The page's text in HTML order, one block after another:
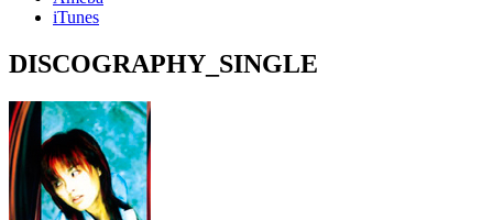
iTunes
DISCOGRAPHY_SINGLE